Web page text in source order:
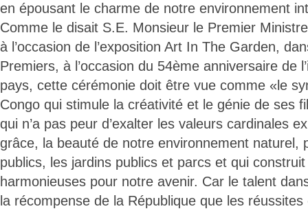
en épousant le charme de notre environnement
Comme le disait S.E. Monsieur le Premier
à l’occasion de l’exposition Art In The Garden,
Premiers, à l’occasion du 54ème anniversaire de
pays, cette cérémonie doit être vue comme «le
Congo qui stimule la créativité et le génie de ses
qui n’a pas peur d’exalter les valeurs cardinales
grâce, la beauté de notre environnement naturel,
publics, les jardins publics et parcs et qui
harmonieuses pour notre avenir. Car le talent
la récompense de la République que les